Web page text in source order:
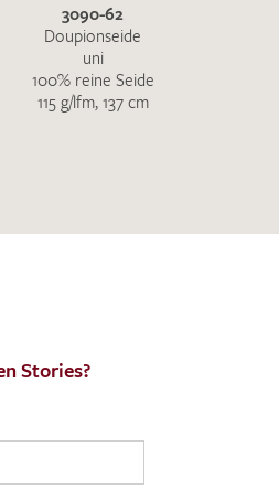
3090-62
Doupionseide
uni
100% reine Seide
115 g/lfm, 137 cm
Stories?